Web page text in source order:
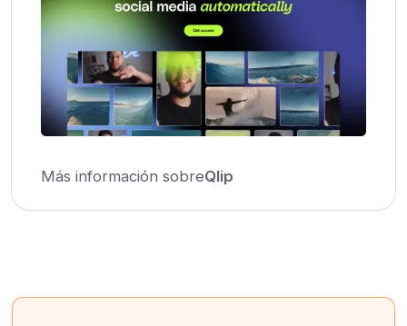
Más información sobreQlip